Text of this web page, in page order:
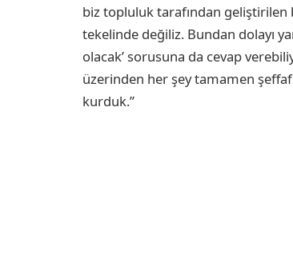
biz topluluk tarafından
tekelinde değiliz. Bundan dolayı
olacak’ sorusuna da cevap
üzerinden her şey tamamen
kurduk.’’